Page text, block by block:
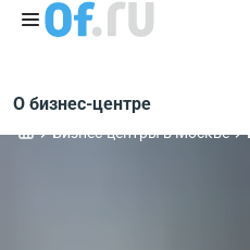
О бизнес-центре
Бизнес-центры в Москве